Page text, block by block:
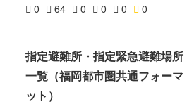
0 64 0 0 0 0
指定避難所・指定緊急避難場所
一覧（福岡都市圏共通フォーマ
ット）